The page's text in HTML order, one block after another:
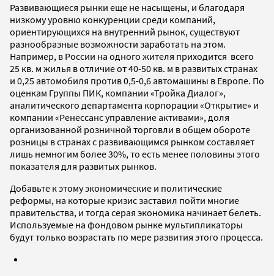
Развивающиеся рынки еще не насыщены, и благодаря
низкому уровню конкуренции среди компаний,
ориентирующихся на внутренний рынок, существуют
разнообразные возможности заработать на этом.
Например, в России на одного жителя приходится всего
25 кв. м жилья в отличие от 40-50 кв. м в развитых странах
и 0,25 автомобиля против 0,5-0,6 автомашины в Европе. По
оценкам Группы ПИК, компании «Тройка Диалог»,
аналитического департамента корпорации «Открытие» и
компании «Ренессанс управление активами», доля
организованной розничной торговли в общем обороте
розницы в странах с развивающимся рынком составляет
лишь немногим более 30%, то есть менее половины этого
показателя для развитых рынков.
Добавьте к этому экономические и политические
реформы, на которые кризис заставил пойти многие
правительства, и тогда серая экономика начинает белеть.
Используемые на фондовом рынке мультипликаторы
будут только возрастать по мере развития этого процесса.